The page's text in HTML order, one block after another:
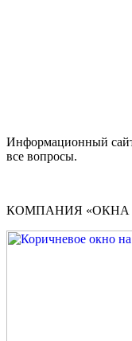
Информационный
все вопросы.
КОМПАНИЯ «ОКНА